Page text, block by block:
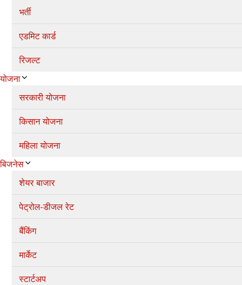
भर्ती
एडमिट कार्ड
रिजल्ट
योजना
सरकारी योजना
किसान योजना
महिला योजना
बिजनेस
शेयर बाजार
पेट्रोल-डीजल रेट
बैंकिंग
मार्केट
स्टार्टअप